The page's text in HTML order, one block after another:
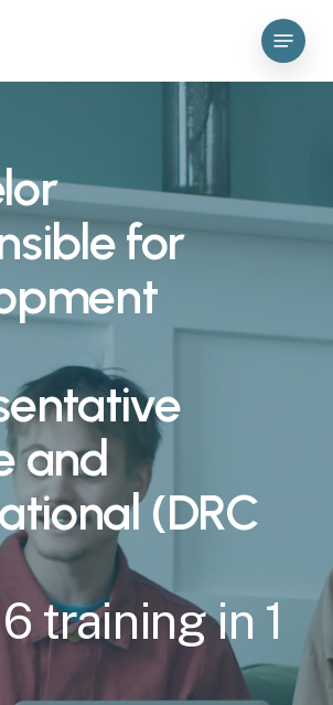
Menu
for
and
(DRC
6 trainingin 1